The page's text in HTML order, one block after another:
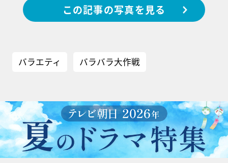
この記事の写真を見る
バラエティ バラバラ大作戦